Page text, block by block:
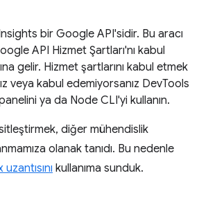
bir Google API'sidir. Bu aracı
API Hizmet Şartları'nı kabul
gelir. Hizmet şartlarını kabul etmek
veya kabul edemiyorsanız DevTools
ya da Node CLI'yi kullanın.
diğer mühendislik
olanak tanıdı. Bu nedenle
kullanıma sunduk.